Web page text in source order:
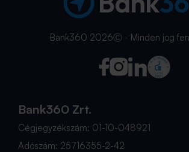
Bank360 2026Ⓒ - Minden jog
Bank360 Zrt.
Cégjegyzékszám: 01-10-048921
Adószám: 25716355-2-42